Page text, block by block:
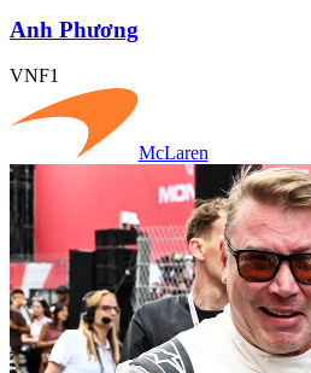
Anh Phương
VNF1
McLaren